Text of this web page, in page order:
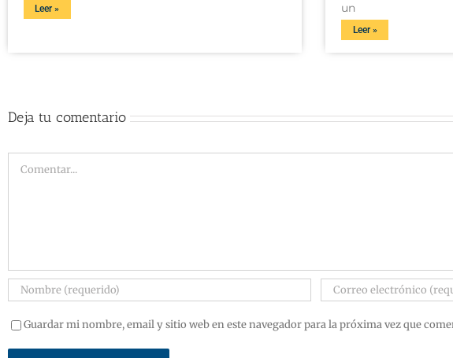
Leer »
un
Leer »
Deja tu comentario
Guardar mi nombre, email y sitio web en este navegador para la próxima vez que